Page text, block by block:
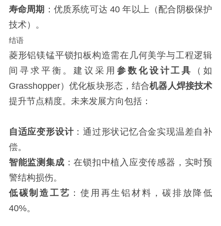
寿命周期 ：优质系统可达 40 年以上（配合阴极保护
技术）。
结语
菱形铝镁锰平锁扣板构造需在几何美学与工程逻辑
间寻求平衡。建议采用 参数化设计工具
（如
Grasshopper）优化板块形态，结合机器人焊接技术
提升节点精度。未来发展方向包括：
自适应变形设计：通过形状记忆合金实现温差自补
偿。
智能监测集成 ：在锁扣中植入应变传感器，实时预
警结构损伤。
低碳制造工艺 ：使用再生铝材料，碳排放降低
40%。